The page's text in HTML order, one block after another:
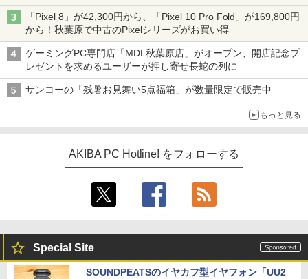
「Pixel 8」が42,300円から、「Pixel 10 Pro Fold」が169,800円
から！秋葉原で中古のPixelシリーズがお買い得
ゲーミングPC専門店「MDL秋葉原店」がオープン、開店記念プ
レゼントを求めるユーザーが押し寄せ長蛇の列に
サンコーの「残暑お見舞い5点福箱」が数量限定で販売中
もっと見る
AKIBA PC Hotline! をフォローする
Special Site
SOUNDPEATSのイヤカフ型イヤフォン「UU2